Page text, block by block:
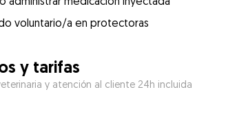
voluntario/a en protectoras
y tarifas
y atención al cliente 24h incluida